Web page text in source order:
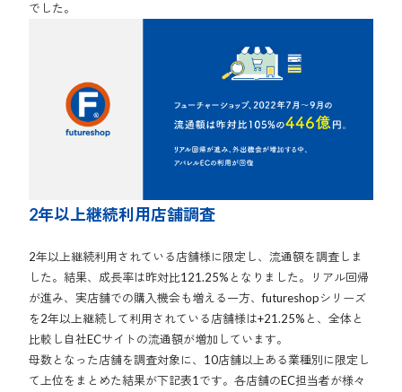
でした。
2年以上継続利用店舗調査
2年以上継続利用されている店舗様に限定し、流通額を調査しま
した。結果、成長率は昨対比121.25%となりました。リアル回帰
が進み、実店舗での購入機会も増える一方、futureshopシリーズ
を2年以上継続して利用されている店舗様は+21.25%と、全体と
比較し自社ECサイトの流通額が増加しています。
母数となった店舗を調査対象に、10店舗以上ある業種別に限定し
て上位をまとめた結果が下記表1です。各店舗のEC担当者が様々